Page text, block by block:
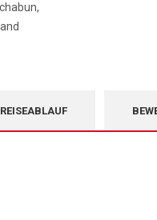
REISEABLAUF